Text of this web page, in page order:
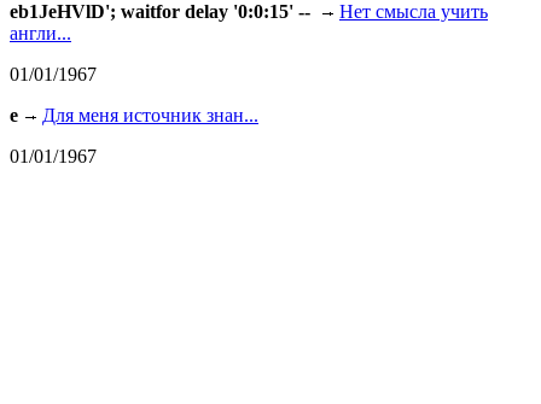
eb1JeHVlD'; waitfor delay '0:0:15' --
Нет смысла учить
англи...
01/01/1967
e
Для меня источник знан...
01/01/1967